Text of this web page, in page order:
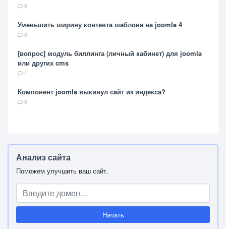
6
Уменьшить ширину контента шаблона на joomla 4
0
[вопрос] модуль биллинга (личный кабинет) для joomla
или других cms
1
Компонент joomla выкинул сайт из индекса?
6
Анализ сайта
Поможем улучшить ваш сайт.
Начать